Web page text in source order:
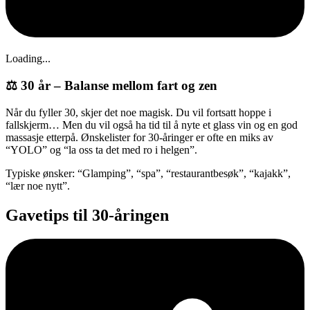
Loading...
⚖️ 30 år – Balanse mellom fart og zen
Når du fyller 30, skjer det noe magisk. Du vil fortsatt hoppe i
fallskjerm… Men du vil også ha tid til å nyte et glass vin og en god
massasje etterpå. Ønskelister for 30-åringer er ofte en miks av
“YOLO” og “la oss ta det med ro i helgen”.
Typiske ønsker: “Glamping”, “spa”, “restaurantbesøk”, “kajakk”,
“lær noe nytt”.
Gavetips til 30-åringen